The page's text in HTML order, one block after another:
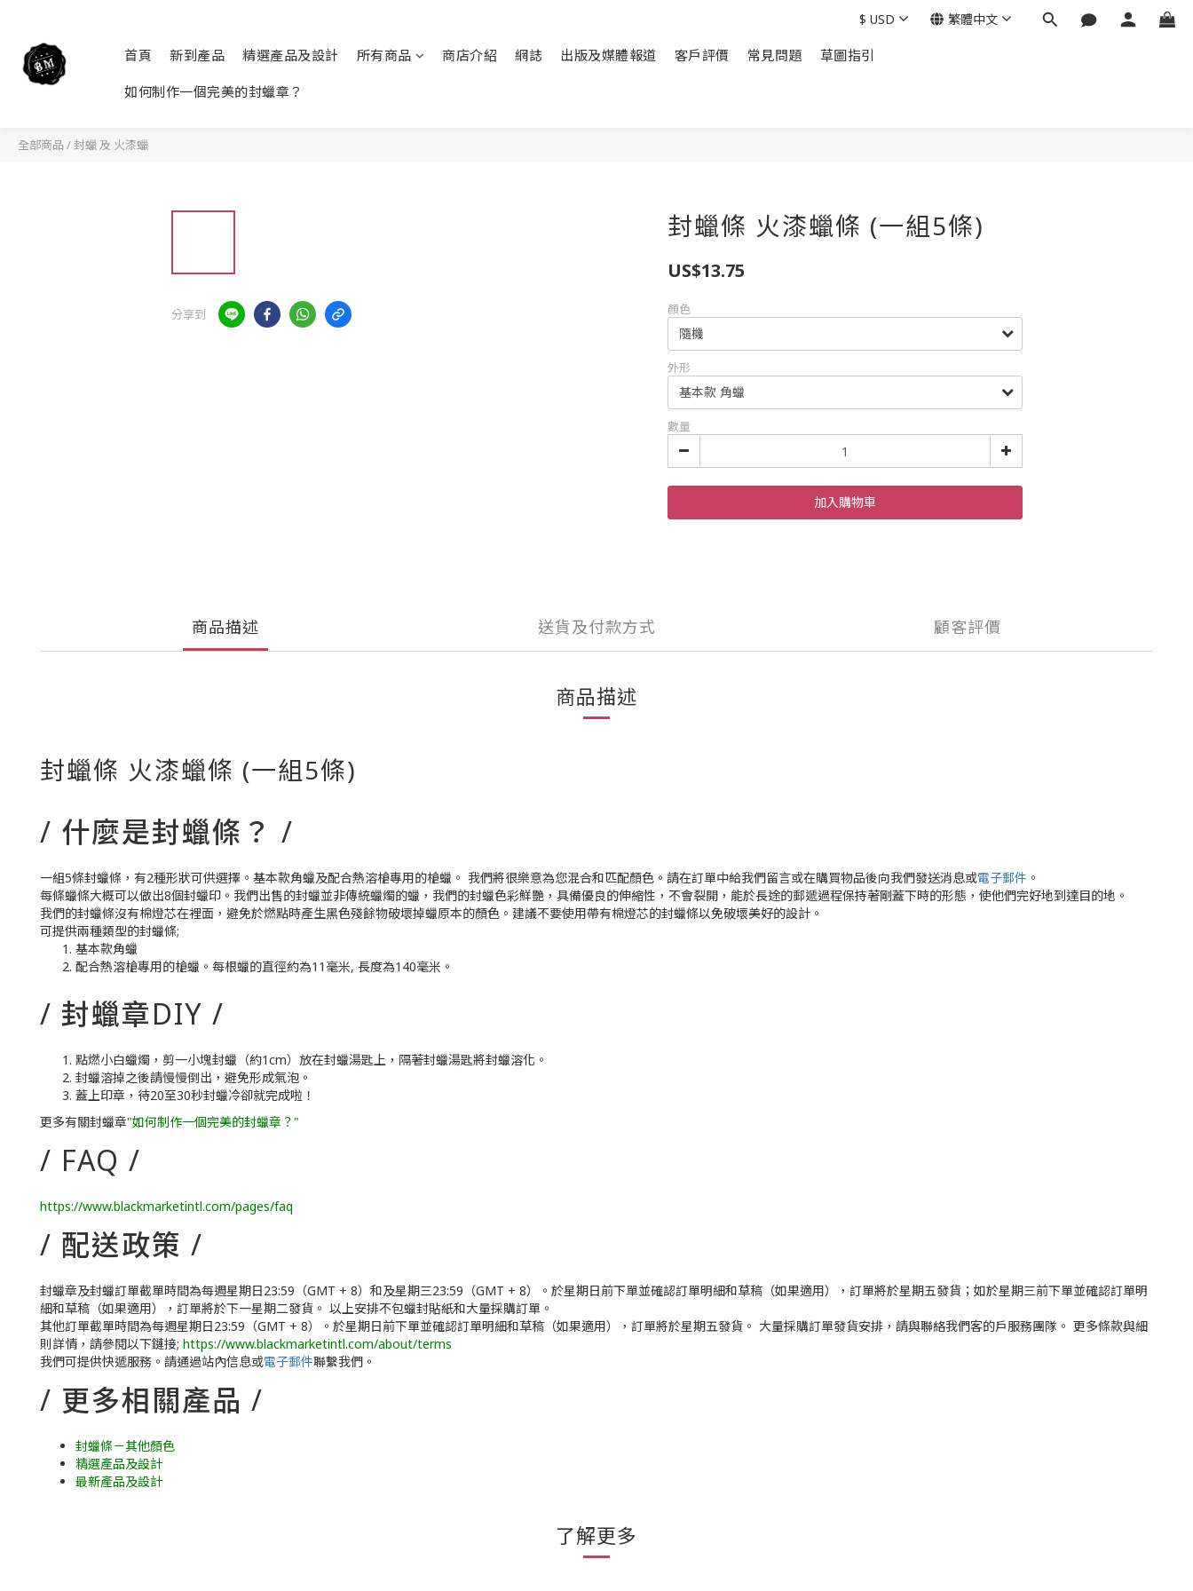
首頁 新到產品 精選產品及設計 所有商品 商店介紹 網誌 出版及媒體報道 客戶評價 常見問題 草圖指引
如何制作一個完美的封蠟章？
$ USD 繁體中文
全部商品 /封蠟 及 火漆蠟
分享到
封蠟條 火漆蠟條 (一組5條)
US$13.75
顏色
外形
數量
加入購物車
商品描述 送貨及付款方式 顧客評價
商品描述
封蠟條 火漆蠟條 (一組5條)
/ 什麼是封蠟條？ /
一組5條封蠟條，有2種形狀可供選擇。基本款角蠟及配合熱溶槍專用的槍蠟。 我們將很樂意為您混合和匹配顏色。請在訂單中給我們留言或在購買物品後向我們發送消息或電子郵件 。
每條蠟條大概可以做出8個封蠟印。我們出售的封蠟並非傳統蠟燭的蠟，我們的封蠟色彩鮮艷，具備優良的伸縮性，不會裂開，能於長途的郵遞過程保持著剛蓋下時的形態，使他們完好地到達目的地。
我們的封蠟條沒有棉燈芯在裡面，避免於燃點時產生黑色殘餘物破壞掉蠟原本的顏色。建議不要使用帶有棉燈芯的封蠟條以免破壞美好的設計。
可提供兩種類型的封蠟條;
基本款角蠟
配合熱溶槍專用的槍蠟。每根蠟的直徑約為11毫米, 長度為140毫米。
/ 封蠟章DIY /
點燃小白蠟燭，剪一小塊封蠟（約1cm）放在封蠟湯匙上，隔著封蠟湯匙將封蠟溶化。
封蠟溶掉之後請慢慢倒出，避免形成氣泡。
蓋上印章，待20至30秒封蠟冷卻就完成啦！
更多有關封蠟章"如何制作一個完美的封蠟章？"
/ FAQ /
https://www.blackmarketintl.com/pages/faq
/ 配送政策 /
封蠟章及封蠟訂單截單時間為每週星期日23:59（GMT + 8）和及星期三23:59（GMT + 8）。於星期日前下單並確認訂單明細和草稿（如果適用），訂單將於星期五發貨；如於星期三前下單並確認訂單明
細和草稿（如果適用），訂單將於下一星期二發貨。 以上安排不包蠟封貼紙和大量採購訂單。
其他訂單截單時間為每週星期日23:59（GMT + 8）。於星期日前下單並確認訂單明細和草稿（如果適用），訂單將於星期五發貨。 大量採購訂單發貨安排，請與聯絡我們客的戶服務團隊。 更多條款與細
則詳情，請參閱以下鏈接; https://www.blackmarketintl.com/about/terms
我們可提供快遞服務。請通過站內信息或電子郵件聯繫我們。
/ 更多相關產品 /
封蠟條－其他顏色
精選產品及設計
最新產品及設計
了解更多